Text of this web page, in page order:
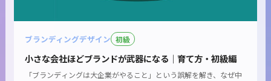
ブランディングデザイン 初級
小さな会社ほどブランドが武器になる｜育て方・初級編
「ブランディングは大企業がやること」という誤解を解き、なぜ中